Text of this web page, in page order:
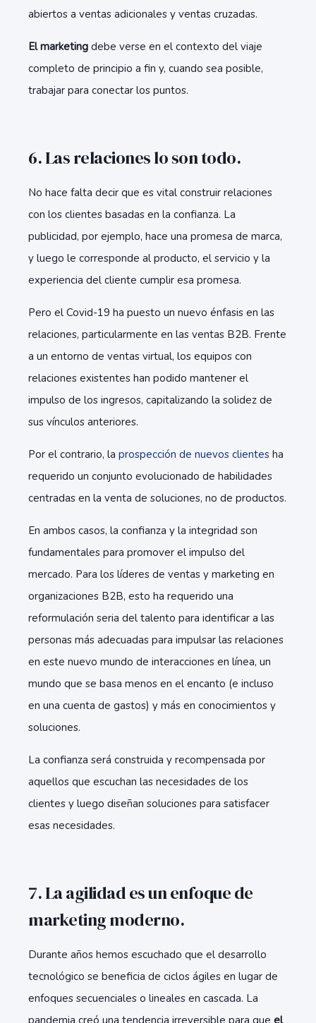
abiertos a ventas adicionales y ventas cruzadas.
El marketing debe verse en el contexto del viaje
completo de principio a fin y, cuando sea posible,
trabajar para conectar los puntos.
6. Las relaciones lo son todo.
No hace falta decir que es vital construir relaciones
con los clientes basadas en la confianza. La
publicidad, por ejemplo, hace una promesa de marca,
y luego le corresponde al producto, el servicio y la
experiencia del cliente cumplir esa promesa.
Pero el Covid-19 ha puesto un nuevo énfasis en las
relaciones, particularmente en las ventas B2B. Frente
a un entorno de ventas virtual, los equipos con
relaciones existentes han podido mantener el
impulso de los ingresos, capitalizando la solidez de
sus vínculos anteriores.
Por el contrario, la prospección de nuevos clientes ha
requerido un conjunto evolucionado de habilidades
centradas en la venta de soluciones, no de productos.
En ambos casos, la confianza y la integridad son
fundamentales para promover el impulso del
mercado. Para los líderes de ventas y marketing en
organizaciones B2B, esto ha requerido una
reformulación seria del talento para identificar a las
personas más adecuadas para impulsar las relaciones
en este nuevo mundo de interacciones en línea, un
mundo que se basa menos en el encanto (e incluso
en una cuenta de gastos) y más en conocimientos y
soluciones.
La confianza será construida y recompensada por
aquellos que escuchan las necesidades de los
clientes y luego diseñan soluciones para satisfacer
esas necesidades.
7. La agilidad es un enfoque de
marketing moderno.
Durante años hemos escuchado que el desarrollo
tecnológico se beneficia de ciclos ágiles en lugar de
enfoques secuenciales o lineales en cascada. La
pandemia creó una tendencia irreversible para que el